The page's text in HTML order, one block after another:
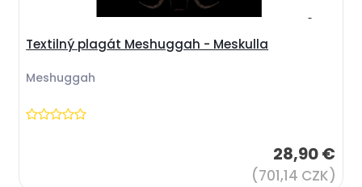
Textilný plagát Meshuggah - Meskulla
Meshuggah
28,90 €
(701,14 CZK)